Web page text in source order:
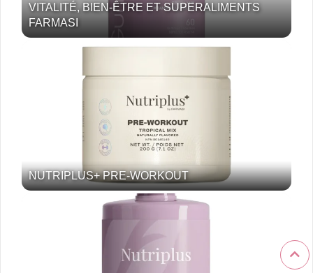
VITALITÉ, BIEN-ÊTRE ET SUPERALIMENTS
FARMASI
NUTRIPLUS+ PRE-WORKOUT